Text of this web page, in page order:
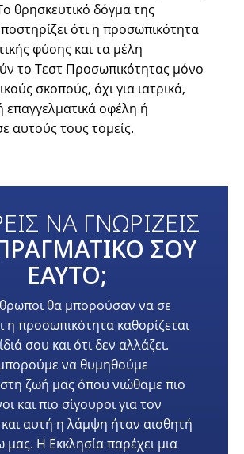
θρησκευτικό δόγμα της
ότι η προσωπικότητα
φύσης και τα μέλη
το Τεστ Προσωπικότητας μόνο
σκοπούς, όχι για ιατρικά,
επαγγελματικά οφέλη ή
αυτούς τους τομείς.
ΝΑ ΓΝΩΡΙΖΕΙΣ
ΣΟΥ
ΕΑΥΤΟ;
θα μπορούσαν να σε
η προσωπικότητα καθορίζεται
σου και ότι δεν αλλάζει.
να θυμηθούμε
ζωή μας όπου νιώθαμε πιο
και πιο σίγουροι για τον
αυτή η λάμψη ήταν αισθητή
μας. Η Εκκλησία παρέχει μια